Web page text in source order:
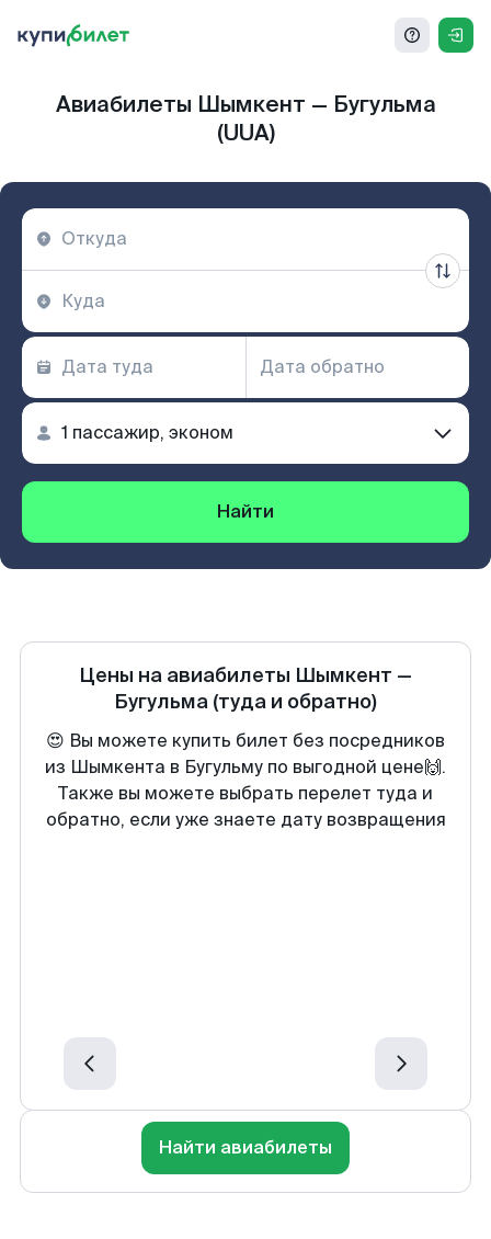
Авиабилеты Шымкент — Бугульма
(UUA)
Найти
Цены на авиабилеты Шымкент —
Бугульма (туда и обратно)
😍 Вы можете купить билет без посредников
из Шымкента в Бугульму по выгодной цене🙌.
Также вы можете выбрать перелет туда и
обратно, если уже знаете дату возвращения
Найти авиабилеты